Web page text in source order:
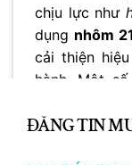
chịu lực như
dụng nhôm
cải thiện
hành. Một
cường độ
ĐĂNG TIN